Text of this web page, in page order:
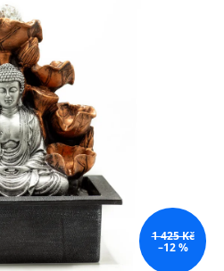
1 425 Kč
–12 %